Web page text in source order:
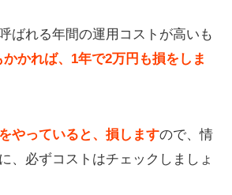
ばれる年間の運用コストが高いも
かかれば、1年で2万円も損をしま
やっていると、損しますので、情
、必ずコストはチェックしましょ